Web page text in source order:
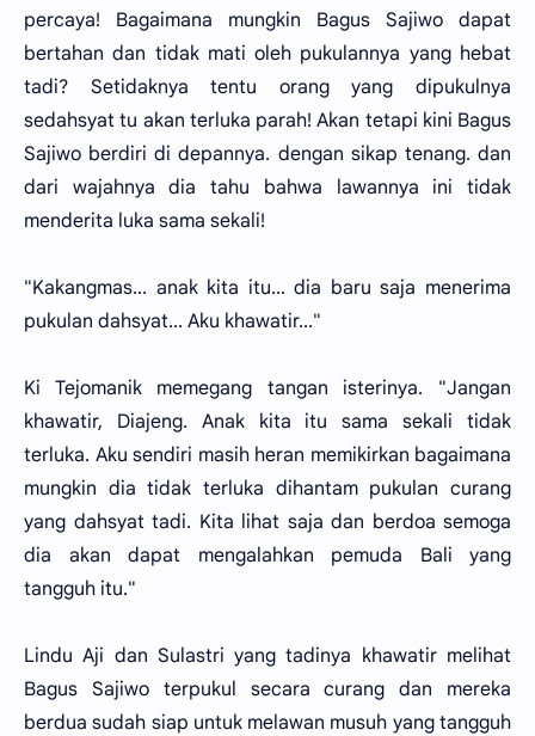
percaya! Bagaimana mungkin Bagus Sajiwo dapat
bertahan dan tidak mati oleh pukulannya yang hebat
tadi? Setidaknya tentu orang yang dipukulnya
sedahsyat tu akan terluka parah! Akan tetapi kini Bagus
Sajiwo berdiri di depannya. dengan sikap tenang. dan
dari wajahnya dia tahu bahwa lawannya ini tidak
menderita luka sama sekali!
"Kakangmas... anak kita itu... dia baru saja menerima
pukulan dahsyat... Aku khawatir..."
Ki Tejomanik memegang tangan isterinya. "Jangan
khawatir, Diajeng. Anak kita itu sama sekali tidak
terluka. Aku sendiri masih heran memikirkan bagaimana
mungkin dia tidak terluka dihantam pukulan curang
yang dahsyat tadi. Kita lihat saja dan berdoa semoga
dia akan dapat mengalahkan pemuda Bali yang
tangguh itu."
Lindu Aji dan Sulastri yang tadinya khawatir melihat
Bagus Sajiwo terpukul secara curang dan mereka
berdua sudah siap untuk melawan musuh yang tangguh